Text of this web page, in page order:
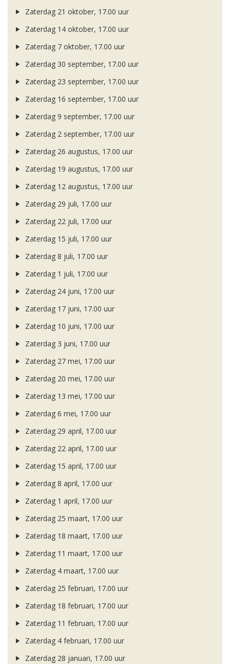
Zaterdag 21 oktober, 17.00 uur
Zaterdag 14 oktober, 17.00 uur
Zaterdag 7 oktober, 17.00 uur
Zaterdag 30 september, 17.00 uur
Zaterdag 23 september, 17.00 uur
Zaterdag 16 september, 17.00 uur
Zaterdag 9 september, 17.00 uur
Zaterdag 2 september, 17.00 uur
Zaterdag 26 augustus, 17.00 uur
Zaterdag 19 augustus, 17.00 uur
Zaterdag 12 augustus, 17.00 uur
Zaterdag 29 juli, 17.00 uur
Zaterdag 22 juli, 17.00 uur
Zaterdag 15 juli, 17.00 uur
Zaterdag 8 juli, 17.00 uur
Zaterdag 1 juli, 17.00 uur
Zaterdag 24 juni, 17.00 uur
Zaterdag 17 juni, 17.00 uur
Zaterdag 10 juni, 17.00 uur
Zaterdag 3 juni, 17.00 uur
Zaterdag 27 mei, 17.00 uur
Zaterdag 20 mei, 17.00 uur
Zaterdag 13 mei, 17.00 uur
Zaterdag 6 mei, 17.00 uur
Zaterdag 29 april, 17.00 uur
Zaterdag 22 april, 17.00 uur
Zaterdag 15 april, 17.00 uur
Zaterdag 8 april, 17.00 uur
Zaterdag 1 april, 17.00 uur
Zaterdag 25 maart, 17.00 uur
Zaterdag 18 maart, 17.00 uur
Zaterdag 11 maart, 17.00 uur
Zaterdag 4 maart, 17.00 uur
Zaterdag 25 februari, 17.00 uur
Zaterdag 18 februari, 17.00 uur
Zaterdag 11 februari, 17.00 uur
Zaterdag 4 februari, 17.00 uur
Zaterdag 28 januari, 17.00 uur